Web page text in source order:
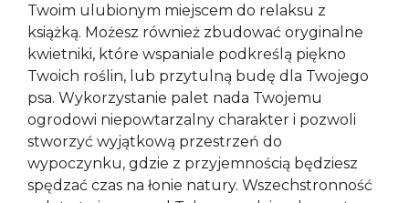
Twoim ulubionym miejscem do relaksu z
książką. Możesz również zbudować oryginalne
kwietniki, które wspaniale podkreślą piękno
Twoich roślin, lub przytulną budę dla Twojego
psa. Wykorzystanie palet nada Twojemu
ogrodowi niepowtarzalny charakter i pozwoli
stworzyć wyjątkową przestrzeń do
wypoczynku, gdzie z przyjemnością będziesz
spędzać czas na łonie natury. Wszechstronność